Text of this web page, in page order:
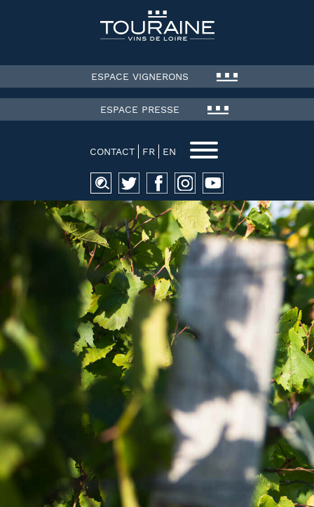
ESPACE VIGNERONS
ESPACE PRESSE
CONTACT FR EN
Recherche
pour :